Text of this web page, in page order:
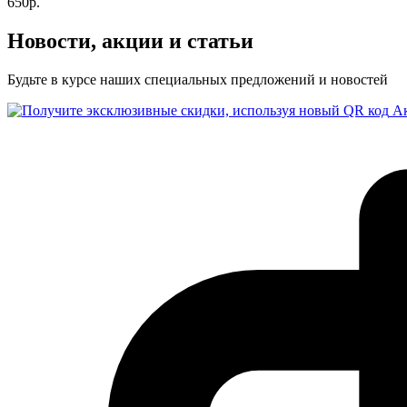
Новости, акции и статьи
Будьте в курсе наших специальных предложений и новостей